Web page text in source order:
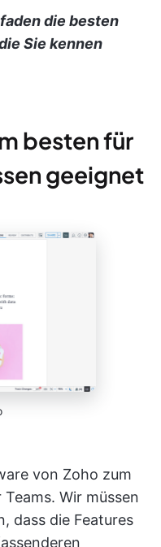
die besten
Sie kennen
besten für
geeignet
von Zoho zum
Wir müssen
dass die Features